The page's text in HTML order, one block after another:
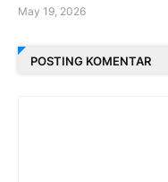
May 19, 2026
POSTING KOMENTAR